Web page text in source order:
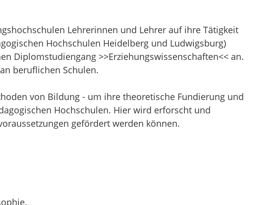
Lehrerinnen und Lehrer auf ihre Tätigkeit
Hochschulen Heidelberg und Ludwigsburg)
Diplomstudiengang >>Erziehungswissenschaften<< an.
beruflichen Schulen.
von Bildung - um ihre theoretische Fundierung und
Hochschulen. Hier wird erforscht und
gefördert werden können.